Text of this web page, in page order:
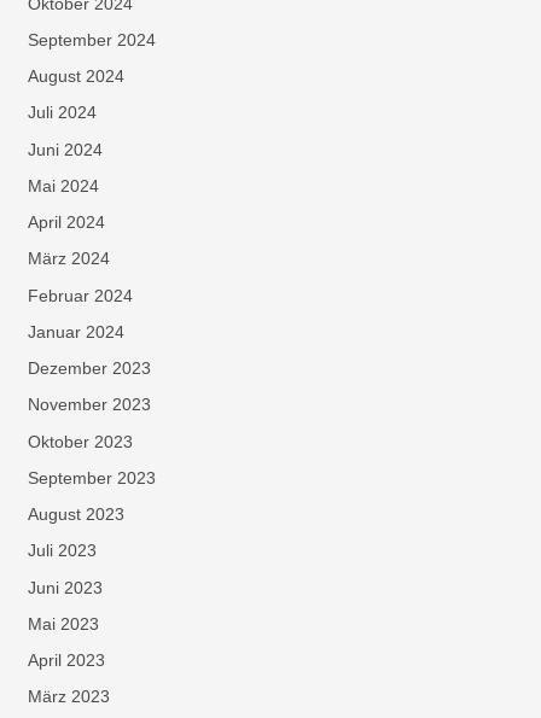
Oktober 2024
September 2024
August 2024
Juli 2024
Juni 2024
Mai 2024
April 2024
März 2024
Februar 2024
Januar 2024
Dezember 2023
November 2023
Oktober 2023
September 2023
August 2023
Juli 2023
Juni 2023
Mai 2023
April 2023
März 2023